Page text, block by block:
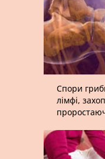
Спори
лімфі,